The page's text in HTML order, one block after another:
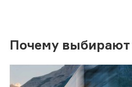
Почему выбирают